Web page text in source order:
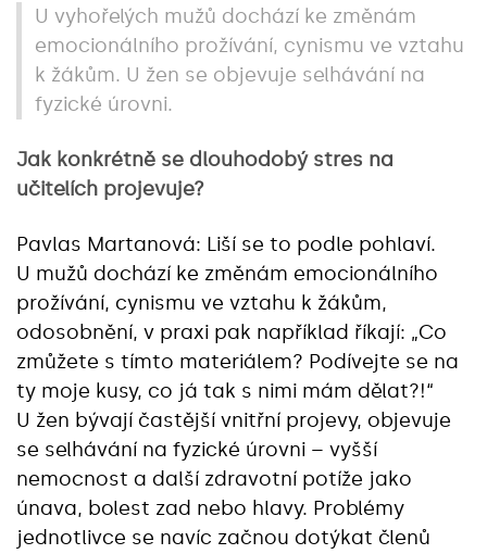
U vyhořelých mužů dochází ke změnám
emocionálního prožívání, cynismu ve vztahu
k žákům. U žen se objevuje selhávání na
fyzické úrovni.
Jak konkrétně se dlouhodobý stres na
učitelích projevuje?
Pavlas Martanová: Liší se to podle pohlaví.
U mužů dochází ke změnám emocionálního
prožívání, cynismu ve vztahu k žákům,
odosobnění, v praxi pak například říkají: „Co
zmůžete s tímto materiálem? Podívejte se na
ty moje kusy, co já tak s nimi mám dělat?!“
U žen bývají častější vnitřní projevy, objevuje
se selhávání na fyzické úrovni – vyšší
nemocnost a další zdravotní potíže jako
únava, bolest zad nebo hlavy. Problémy
jednotlivce se navíc začnou dotýkat členů